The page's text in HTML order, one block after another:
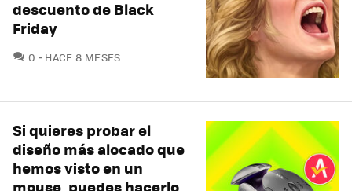
descuento de Black
Friday
0 COMENTARIOS
HACE 8 MESES
Si quieres probar el
diseño más alocado que
hemos visto en un
mouse, puedes hacerlo